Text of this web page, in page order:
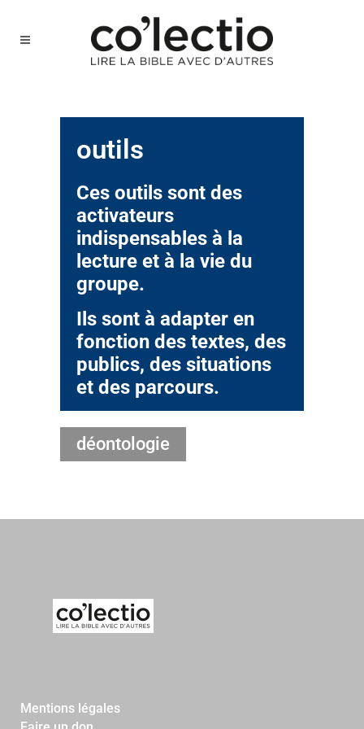
outils
Ces outils sont des
activateurs
indispensables à la
lecture et à la vie du
groupe.
Ils sont à adapter en
fonction des textes, des
publics, des situations
et des parcours.
déontologie
Mentions légales